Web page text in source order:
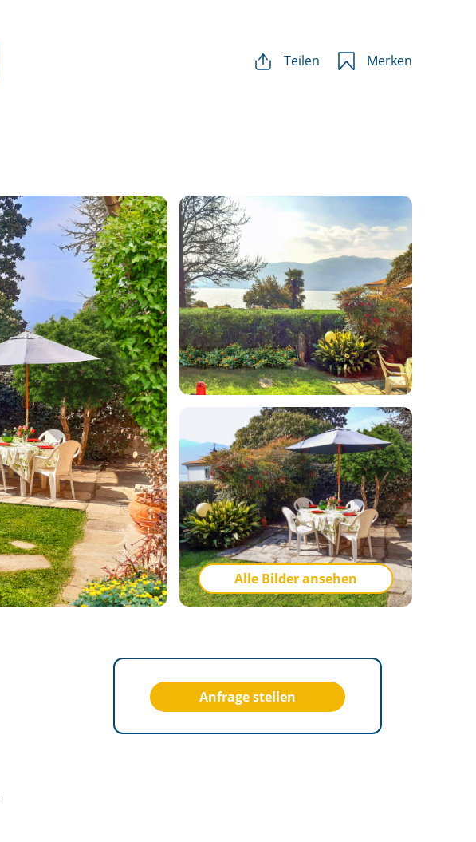
Teilen Merken
Alle Bilder ansehen
Anfrage stellen